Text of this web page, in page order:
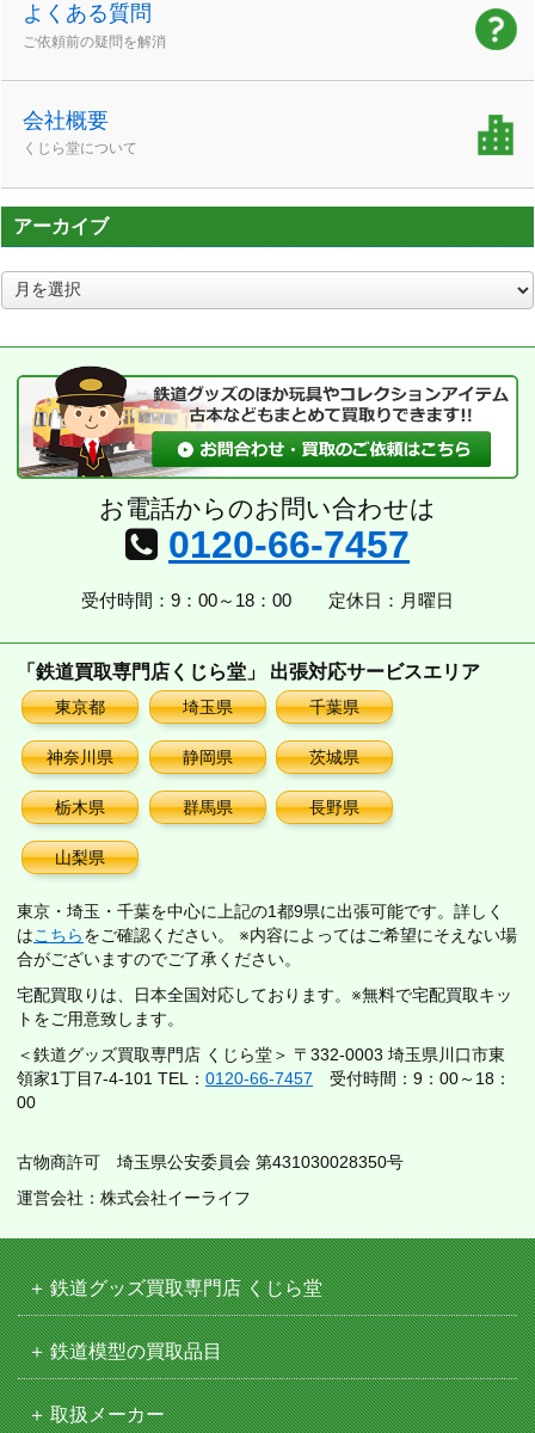
よくある質問
ご依頼前の疑問を解消
会社概要
くじら堂について
アーカイブ
ア
ー
ブ
お電話からのお問い合わせは
0120-66-7457
受付時間：9：00～18：00 定休日：月曜日
「鉄道買取専門店くじら堂」 出張対応サービスエリア
東京都 埼玉県 千葉県
神奈川県 静岡県 茨城県
栃木県 群馬県 長野県
山梨県
東京・埼玉・千葉を中心に上記の1都9県に出張可能です。詳しく
はこちらをご確認ください。 ※内容によってはご希望にそえない場
合がございますのでご了承ください。
宅配買取りは、日本全国対応しております。※無料で宅配買取キッ
トをご用意致します。
＜鉄道グッズ買取専門店 くじら堂＞ 〒332-0003 埼玉県川口市東
領家1丁目7-4-101 TEL： 0120-66-7457 受付時間：9：00～18：
00
古物商許可 埼玉県公安委員会 第431030028350号
運営会社：株式会社イーライフ
鉄道グッズ買取専門店 くじら堂
鉄道模型の買取品目
取扱メーカー